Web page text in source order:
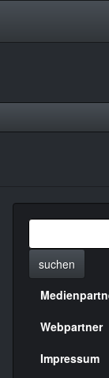
suchen
rechte
Seite
Webpartner
Impressum